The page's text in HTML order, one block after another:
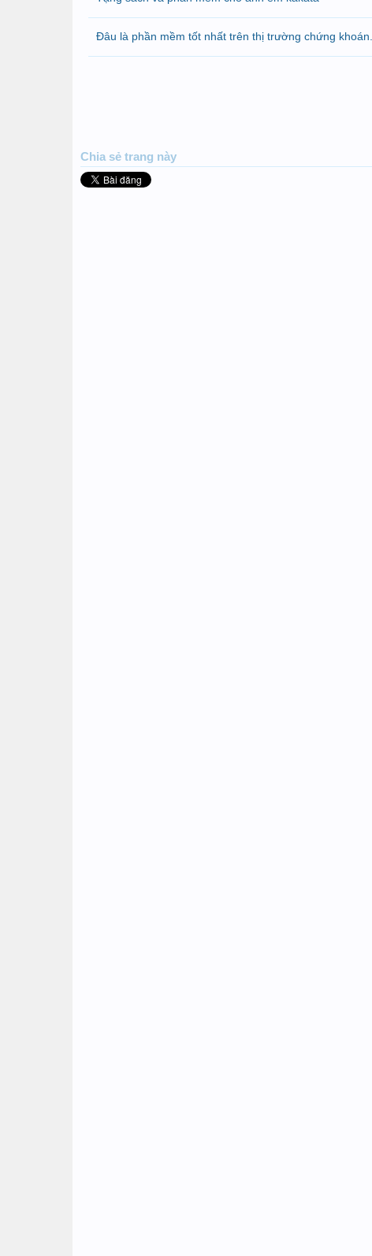
Đâu là phần mềm tốt nhất trên thị trường chứng khoán.
Chia sẻ trang này